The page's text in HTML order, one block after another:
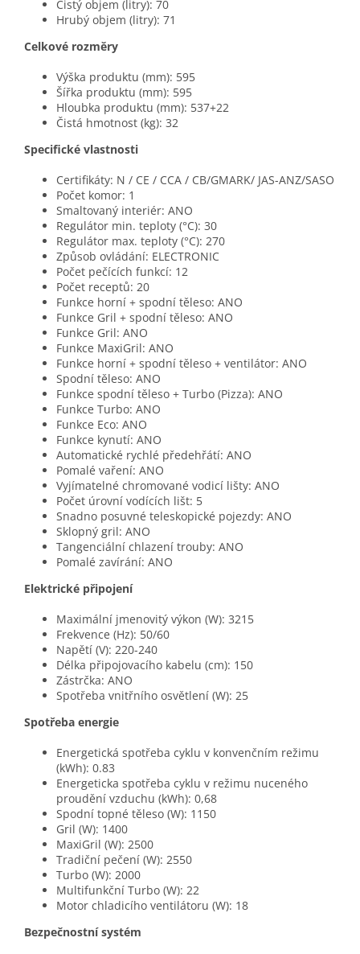
Čistý objem (litry): 70
Hrubý objem (litry): 71
Celkové rozměry
Výška produktu (mm): 595
Šířka produktu (mm): 595
Hloubka produktu (mm): 537+22
Čistá hmotnost (kg): 32
Specifické vlastnosti
Certifikáty: N / CE / CCA / CB/GMARK/ JAS-ANZ/SASO
Počet komor: 1
Smaltovaný interiér: ANO
Regulátor min. teploty (°C): 30
Regulátor max. teploty (°C): 270
Způsob ovládání: ELECTRONIC
Počet pečících funkcí: 12
Počet receptů: 20
Funkce horní + spodní těleso: ANO
Funkce Gril + spodní těleso: ANO
Funkce Gril: ANO
Funkce MaxiGril: ANO
Funkce horní + spodní těleso + ventilátor: ANO
Spodní těleso: ANO
Funkce spodní těleso + Turbo (Pizza): ANO
Funkce Turbo: ANO
Funkce Eco: ANO
Funkce kynutí: ANO
Automatické rychlé předehřátí: ANO
Pomalé vaření: ANO
Vyjímatelné chromované vodicí lišty: ANO
Počet úrovní vodících lišt: 5
Snadno posuvné teleskopické pojezdy: ANO
Sklopný gril: ANO
Tangenciální chlazení trouby: ANO
Pomalé zavírání: ANO
Elektrické připojení
Maximální jmenovitý výkon (W): 3215
Frekvence (Hz): 50/60
Napětí (V): 220-240
Délka připojovacího kabelu (cm): 150
Zástrčka: ANO
Spotřeba vnitřního osvětlení (W): 25
Spotřeba energie
Energetická spotřeba cyklu v konvenčním režimu
(kWh): 0.83
Energeticka spotřeba cyklu v režimu nuceného
proudění vzduchu (kWh): 0,68
Spodní topné těleso (W): 1150
Gril (W): 1400
MaxiGril (W): 2500
Tradiční pečení (W): 2550
Turbo (W): 2000
Multifunkční Turbo (W): 22
Motor chladicího ventilátoru (W): 18
Bezpečnostní systém